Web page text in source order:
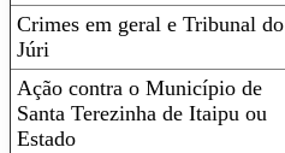
Crimes em geral e Tribunal do
Júri
Ação contra o Município de
Santa Terezinha de Itaipu ou
Estado